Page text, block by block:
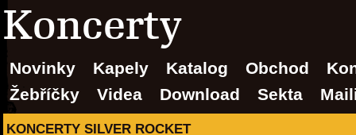
Koncerty
Novinky Kapely Katalog Obchod
Žebříčky
Videa Download Sekta
KONCERTY SILVER ROCKET